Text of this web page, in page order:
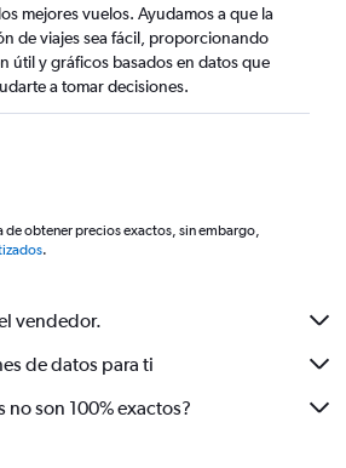
mejores vuelos. Ayudamos a que la
de viajes sea fácil, proporcionando
útil y gráficos basados en datos que
a tomar decisiones.
obtener precios exactos, sin embargo,
.
vendedor.
de datos para ti
no son 100% exactos?